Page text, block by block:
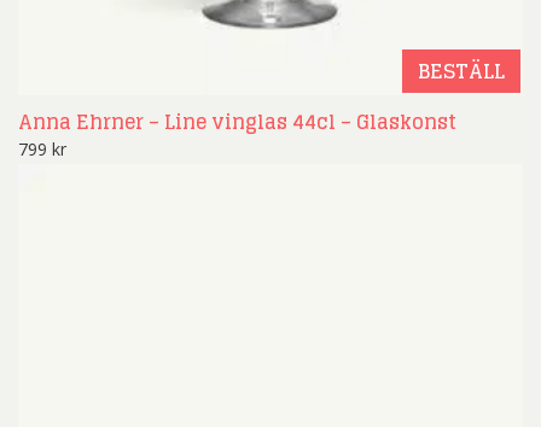
BESTÄLL
Anna Ehrner – Line vinglas 44cl – Glaskonst
799 kr